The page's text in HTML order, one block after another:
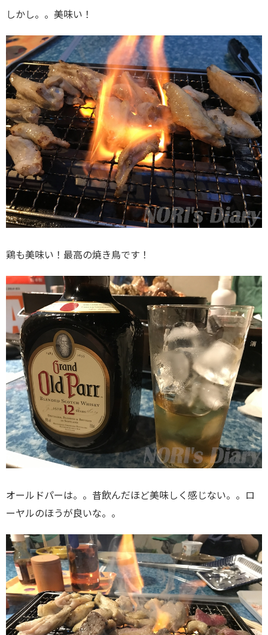
しかし。。美味い！
鶏も美味い！最高の焼き鳥です！
オールドパーは。。昔飲んだほど美味しく感じない。。ロ
ーヤルのほうが良いな。。